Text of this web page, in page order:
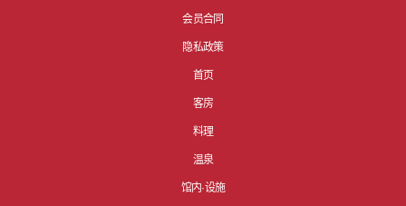
会员合同
隐私政策
首页
客房
料理
温泉
馆内·设施